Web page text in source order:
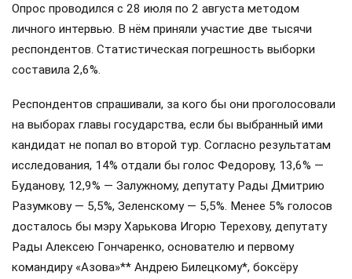
Опрос проводился с 28 июля по 2 августа методом
личного интервью. В нём приняли участие две тысячи
респондентов. Статистическая погрешность выборки
составила 2,6%.
Респондентов спрашивали, за кого бы они проголосовали
на выборах главы государства, если бы выбранный ими
кандидат не попал во второй тур. Согласно результатам
исследования, 14% отдали бы голос Федорову, 13,6% —
Буданову, 12,9% — Залужному, депутату Рады Дмитрию
Разумкову — 5,5%, Зеленскому — 5,5%. Менее 5% голосов
досталось бы мэру Харькова Игорю Терехову, депутату
Рады Алексею Гончаренко, основателю и первому
командиру «Азова»** Андрею Билецкому*, боксёру